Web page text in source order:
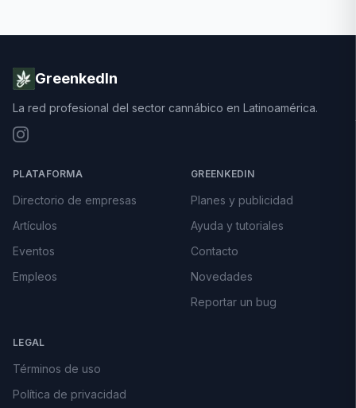
GreenkedIn
La red profesional del sector cannábico en Latinoamérica.
PLATAFORMA
Directorio de empresas
Artículos
Eventos
Empleos
GREENKEDIN
Planes y publicidad
Ayuda y tutoriales
Contacto
Novedades
Reportar un bug
LEGAL
Términos de uso
Política de privacidad